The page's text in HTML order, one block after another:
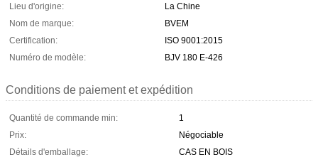
Lieu d'origine:
La Chine
Nom de marque:
BVEM
Certification:
ISO 9001:2015
Numéro de modèle:
BJV 180 E-426
Conditions de paiement et expédition
Quantité de commande min:
1
Prix:
Négociable
Détails d'emballage:
CAS EN BOIS